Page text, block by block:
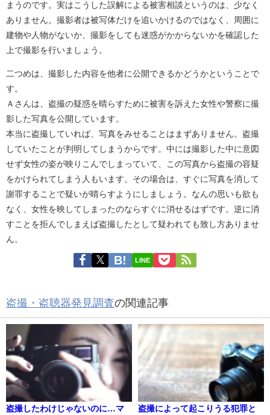
まうのです。実はこうした誤解による被害相談というのは、少なく
ありません。撮影者は被写体だけを追いかけるのではなく、周囲に
建物や人物がないか、撮影をしても迷惑がかからないかを確認した
上で撮影を行いましょう。
二つめは、撮影した内容を他者に公開できるかどうかということで
す。
Ａさんは、盗撮の疑惑を晴らすために被害を訴えた女性や警察に撮
影した写真を公開しています。
本当に盗撮していれば、写真をみせることはまずありません。盗撮
していたことが判明してしまうからです。中には撮影した中に意図
せず女性の姿が映りこんでしまっていて、この写真から盗撮の容疑
をかけられてしまう人もいます。その場合は、すぐに写真を消して
謝罪することで疑いが晴らすようにしましょう。なんの思いも欲も
なく、女性を映してしまったのならすぐに消せるはずです。逆に消
すことを拒んでしまえば盗撮したとして疑われても致し方ありませ
ん。
LINE
盗撮・盗聴器発見調査の関連記事
盗撮したわけじゃないのに…マ 盗撮によって起こりうる犯罪と